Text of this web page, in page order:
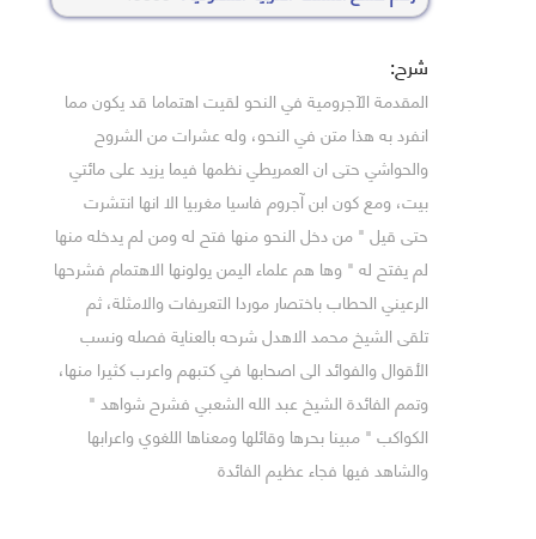
شرح:
المقدمة الآجرومية في النحو لقيت اهتماما قد يكون مما
انفرد به هذا متن في النحو، وله عشرات من الشروح
والحواشي حتى ان العمريطي نظمها فيما يزيد على مائتي
بيت، ومع كون ابن آجروم فاسيا مغربيا الا انها انتشرت
حتى قيل " من دخل النحو منها فتح له ومن لم يدخله منها
لم يفتح له " وها هم علماء اليمن يولونها الاهتمام فشرحها
الرعيني الحطاب باختصار موردا التعريفات والامثلة، ثم
تلقى الشيخ محمد الاهدل شرحه بالعناية فصله ونسب
الأقوال والفوائد الى اصحابها في كتبهم واعرب كثيرا منها،
وتمم الفائدة الشيخ عبد الله الشعبي فشرح شواهد "
الكواكب " مبينا بحرها وقائلها ومعناها اللغوي واعرابها
والشاهد فيها فجاء عظيم الفائدة